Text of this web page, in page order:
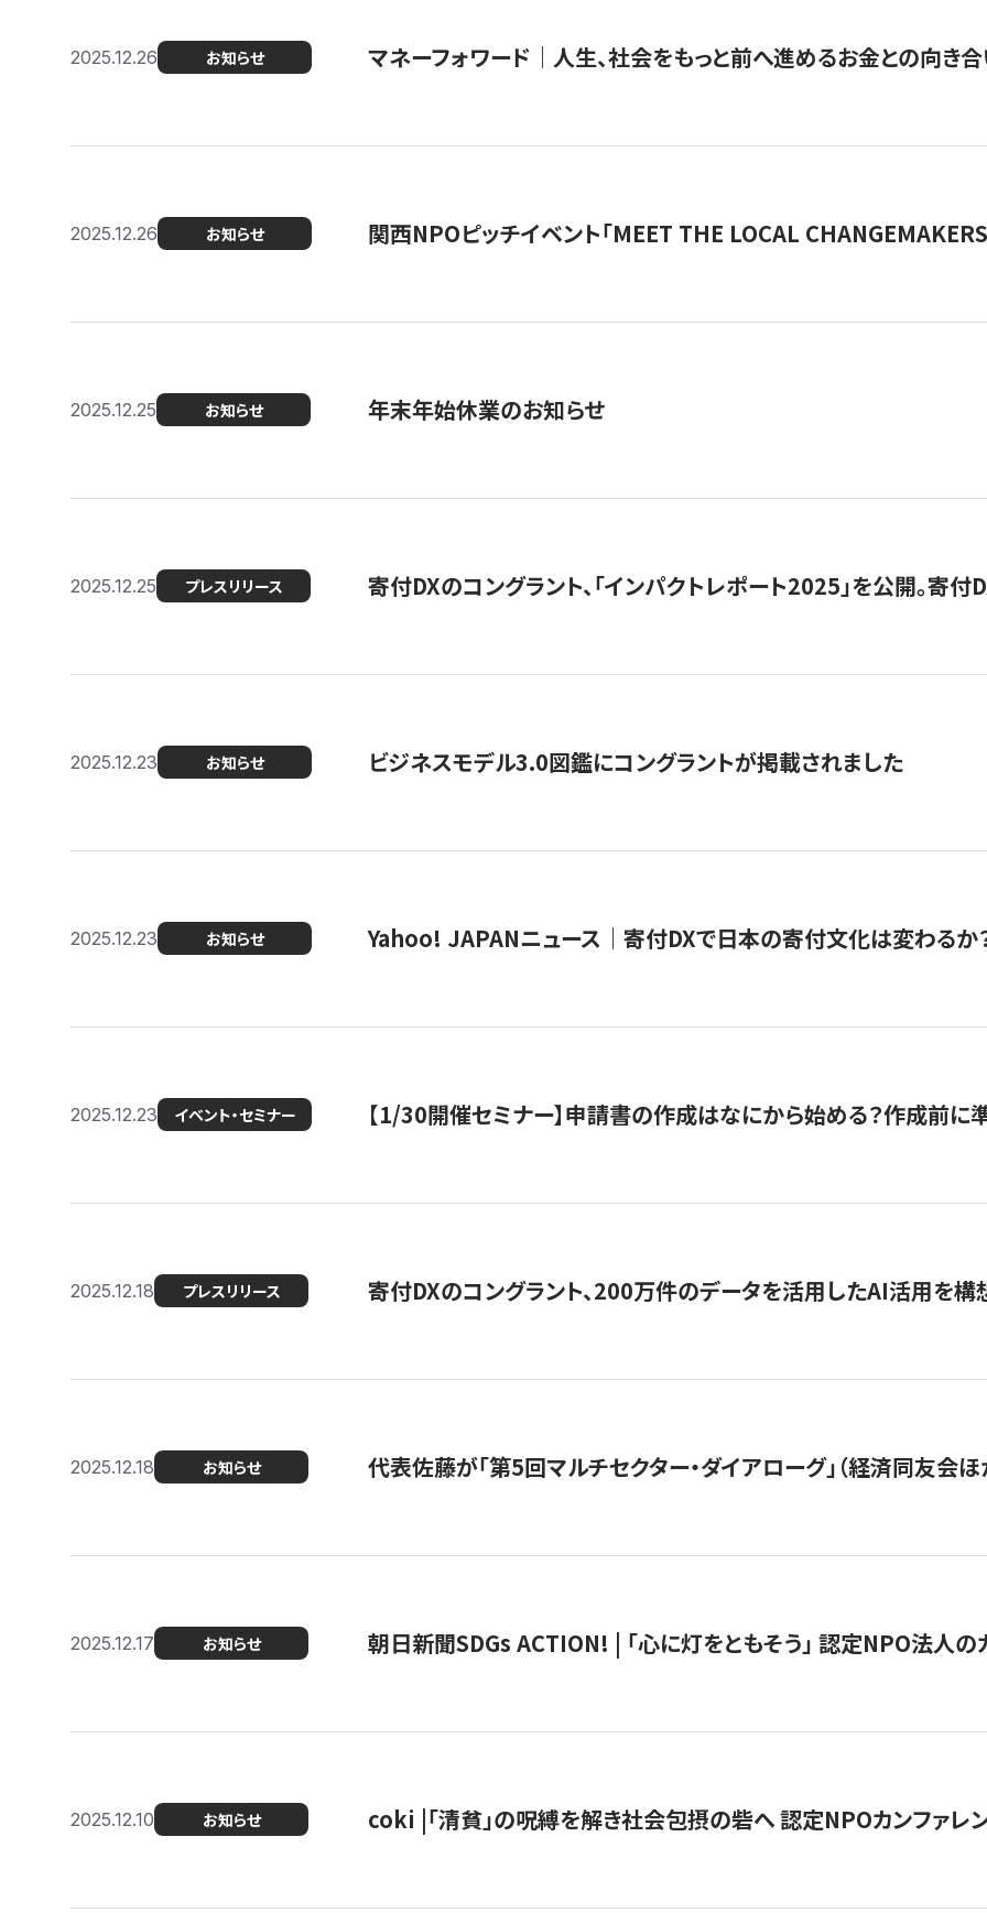
2025.12.26 お知らせ マネーフォワード｜人生、社会をもっと前へ進めるお金との向き
2025.12.26 お知らせ 関西NPOピッチイベント「MEET THE LOCAL CHANGEMAKERS
2025.12.25 お知らせ 年末年始休業のお知らせ
2025.12.25 プレスリリース 寄付DXのコングラント、「インパクトレポート2025」を公開。寄
2025.12.23 お知らせ ビジネスモデル3.0図鑑にコングラントが掲載されました
2025.12.23 お知らせ Yahoo! JAPANニュース｜寄付DXで日本の寄付文化は変わるか
2025.12.23 イベント・セミナー 【1/30開催セミナー】申請書の作成はなにから始める？作成前に
2025.12.18 プレスリリース 寄付DXのコングラント、200万件のデータを活用したAI活用を構
2025.12.18 お知らせ 代表佐藤が「第5回マルチセクター・ダイアローグ」（経済同友会
2025.12.17 お知らせ 朝日新聞SDGs ACTION! | 「心に灯をともそう」 認定NPO法人の
2025.12.10 お知らせ coki |「清貧」の呪縛を解き社会包摂の砦へ 認定NPOカンファレ